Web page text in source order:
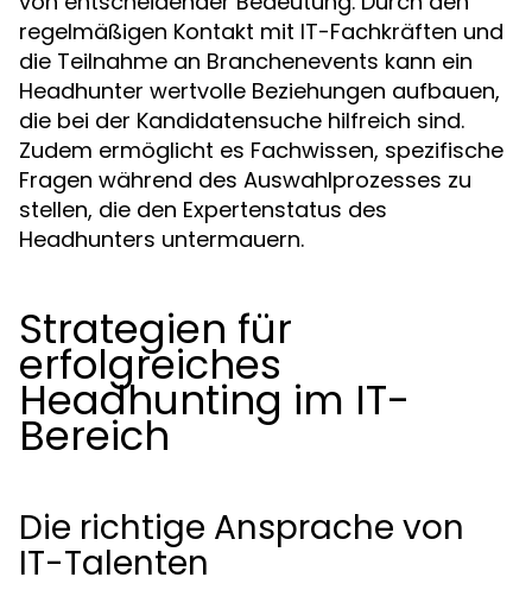
regelmäßigen Kontakt mit IT-Fachkräften und
die Teilnahme an Branchenevents kann ein
Headhunter wertvolle Beziehungen aufbauen,
die bei der Kandidatensuche hilfreich sind.
Zudem ermöglicht es Fachwissen, spezifische
Fragen während des Auswahlprozesses zu
stellen, die den Expertenstatus des
Headhunters untermauern.
Strategien für
erfolgreiches
Headhunting im IT-
Bereich
Die richtige Ansprache von
IT-Talenten